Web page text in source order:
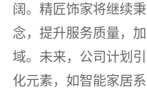
阔。精匠饰家将继续
念，提升服务质量，
域。未来，公司计划
化元素，如智能家居